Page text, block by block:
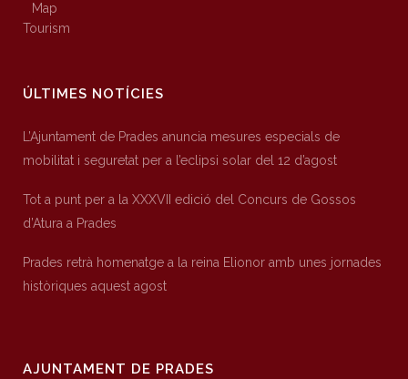
Map
Tourism
ÚLTIMES NOTÍCIES
L’Ajuntament de Prades anuncia mesures especials de
mobilitat i seguretat per a l’eclipsi solar del 12 d’agost
Tot a punt per a la XXXVII edició del Concurs de Gossos
d’Atura a Prades
Prades retrà homenatge a la reina Elionor amb unes jornades
històriques aquest agost
AJUNTAMENT DE PRADES